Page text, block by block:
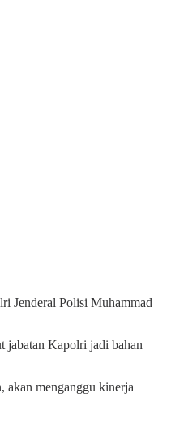
Jenderal Polisi Muhammad
jabatan Kapolri jadi bahan
akan menganggu kinerja